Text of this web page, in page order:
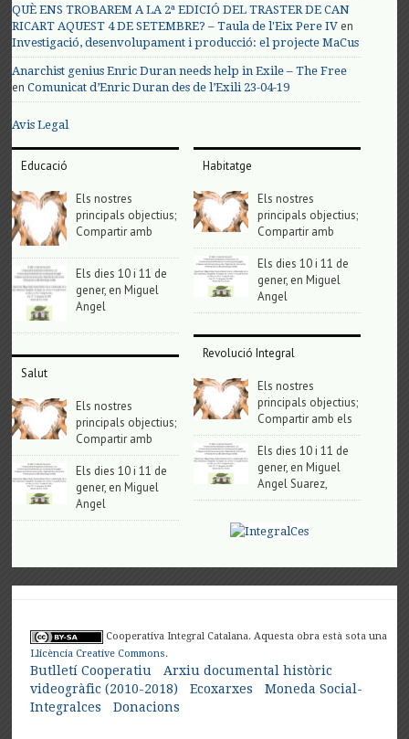
QUÈ ENS TROBAREM A LA 2ª EDICIÓ DEL TRASTER DE CAN
RICART AQUEST 4 DE SETEMBRE? – Taula de l'Eix Pere IV en
Investigació, desenvolupament i producció: el projecte MaCus
Anarchist genius Enric Duran needs help in Exile – The Free
enComunicat d’Enric Duran des de l’Exili 23-04-19
Avis Legal
Educació
Els nostres
principals objectius;
Compartir amb
Els dies 10 i 11 de
gener, en Miguel
Angel
Salut
Els nostres
principals objectius;
Compartir amb
Els dies 10 i 11 de
gener, en Miguel
Angel
Habitatge
Els nostres
principals objectius;
Compartir amb
Els dies 10 i 11 de
gener, en Miguel
Angel
Revolució Integral
Els nostres
principals objectius;
Compartir amb els
Els dies 10 i 11 de
gener, en Miguel
Angel Suarez,
Cooperativa Integral Catalana. Aquesta obra està sota una
Llicència Creative Commons.
Butlletí Cooperatiu
Arxiu documental històric
videogràfic (2010-2018)
Ecoxarxes
Moneda Social-
Integralces
Donacions